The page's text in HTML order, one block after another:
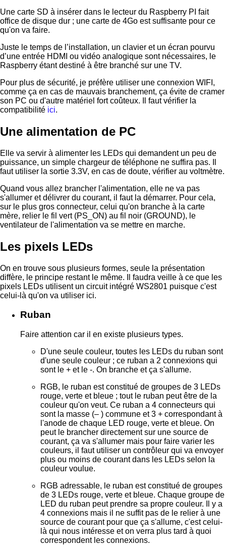
Une carte SD à insérer dans le lecteur du Raspberry PI fait
office de disque dur ; une carte de 4Go est suffisante pour ce
qu'on va faire.
Juste le temps de l’installation, un clavier et un écran pourvu
d’une entrée HDMI ou vidéo analogique sont nécessaires, le
Raspberry étant destiné à être branché sur une TV.
Pour plus de sécurité, je préfère utiliser une connexion WIFI,
comme ça en cas de mauvais branchement, ça évite de cramer
son PC ou d'autre matériel fort coûteux. Il faut vérifier la
compatibilité ici.
Une alimentation de PC
Elle va servir à alimenter les LEDs qui demandent un peu de
puissance, un simple chargeur de téléphone ne suffira pas. Il
faut utiliser la sortie 3.3V, en cas de doute, vérifier au voltmètre.
Quand vous allez brancher l'alimentation, elle ne va pas
s'allumer et délivrer du courant, il faut la démarrer. Pour cela,
sur le plus gros connecteur, celui qu'on branche à la carte
mère, relier le fil vert (PS_ON) au fil noir (GROUND), le
ventilateur de l'alimentation va se mettre en marche.
Les pixels LEDs
On en trouve sous plusieurs formes, seule la présentation
diffère, le principe restant le même. Il faudra veille à ce que les
pixels LEDs utilisent un circuit intégré WS2801 puisque c'est
celui-là qu'on va utiliser ici.
Ruban
Faire attention car il en existe plusieurs types.
D'une seule couleur, toutes les LEDs du ruban sont
d'une seule couleur ; ce ruban a 2 connexions qui
sont le + et le -. On branche et ça s'allume.
RGB, le ruban est constitué de groupes de 3 LEDs
rouge, verte et bleue ; tout le ruban peut être de la
couleur qu'on veut. Ce ruban a 4 connecteurs qui
sont la masse (– ) commune et 3 + correspondant à
l'anode de chaque LED rouge, verte et bleue. On
peut le brancher directement sur une source de
courant, ça va s'allumer mais pour faire varier les
couleurs, il faut utiliser un contrôleur qui va envoyer
plus ou moins de courant dans les LEDs selon la
couleur voulue.
RGB adressable, le ruban est constitué de groupes
de 3 LEDs rouge, verte et bleue. Chaque groupe de
LED du ruban peut prendre sa propre couleur. Il y a
4 connexions mais il ne suffit pas de le relier à une
source de courant pour que ça s'allume, c'est celui-
là qui nous intéresse et on verra plus tard à quoi
correspondent les connexions.